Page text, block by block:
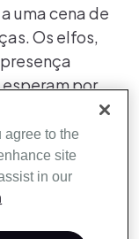
uma cena de
Os elfos,
por
cochila em
atuais estão
de
todo o
desordem.
de
agree to the
site
in our